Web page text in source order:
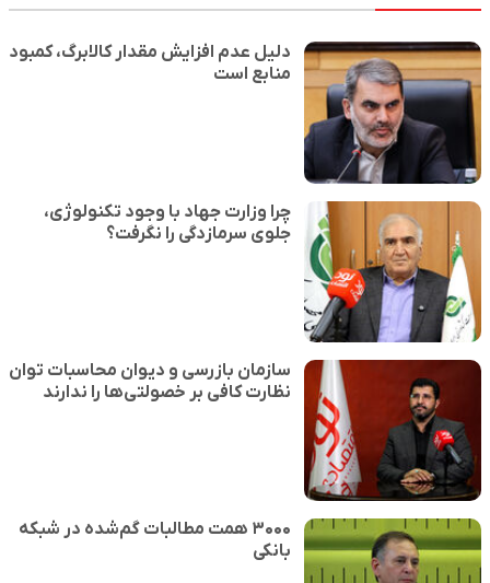
دلیل عدم افزایش مقدار کالابرگ، کمبود
منابع است
چرا وزارت جهاد با وجود تکنولوژی،
جلوی سرمازدگی را نگرفت؟
سازمان بازرسی و دیوان محاسبات توان
نظارت کافی بر خصولتی‌ها را ندارند
۳۰۰۰ همت مطالبات گم‌شده در شبکه
بانکی